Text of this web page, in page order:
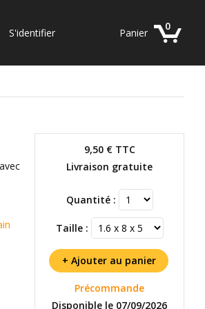
S'identifier
0
Panier
9,50 €TTC
Livraison gratuite
Quantité :
Taille :
Précommande
Disponible le 07/09/2026